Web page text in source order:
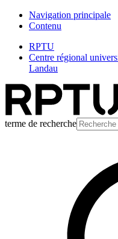
Navigation principale
Contenu
RPTU
Centre régional
Landau
terme de recherche